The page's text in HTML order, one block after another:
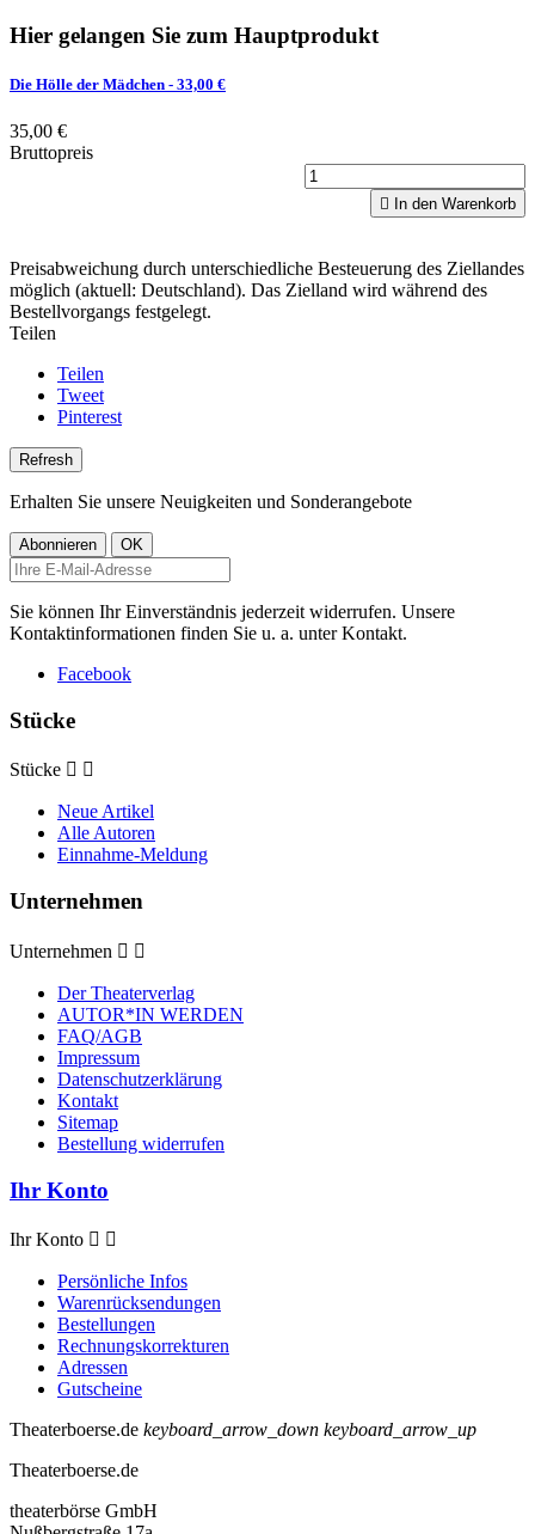
Hier gelangen Sie zum Hauptprodukt
Die Hölle der Mädchen - 33,00 €
35,00 €
Bruttopreis
 In den Warenkorb
Preisabweichung durch unterschiedliche Besteuerung des Ziellandes
möglich (aktuell: Deutschland). Das Zielland wird während des
Bestellvorgangs festgelegt.
Teilen
Teilen
Tweet
Pinterest
Erhalten Sie unsere Neuigkeiten und Sonderangebote
Sie können Ihr Einverständnis jederzeit widerrufen. Unsere
Kontaktinformationen finden Sie u. a. unter Kontakt.
Facebook
Stücke
Stücke  
Neue Artikel
Alle Autoren
Einnahme-Meldung
Unternehmen
Unternehmen  
Der Theaterverlag
AUTOR*IN WERDEN
FAQ/AGB
Impressum
Datenschutzerklärung
Kontakt
Sitemap
Bestellung widerrufen
Ihr Konto
Ihr Konto  
Persönliche Infos
Warenrücksendungen
Bestellungen
Rechnungskorrekturen
Adressen
Gutscheine
Theaterboerse.de keyboard_arrow_down keyboard_arrow_up
Theaterboerse.de
theaterbörse GmbH